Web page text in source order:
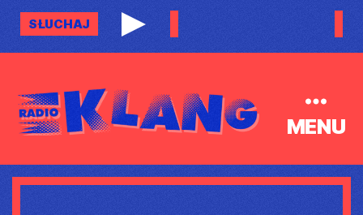
SŁUCHAJ
Klang
MENU